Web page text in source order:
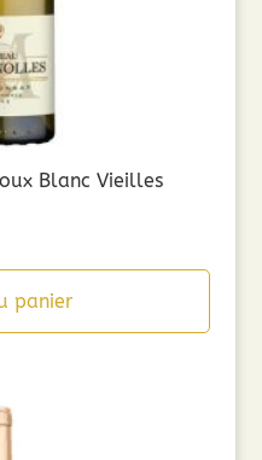
Blanc Vieilles
panier